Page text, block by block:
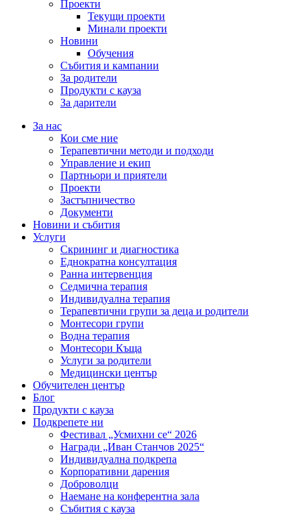
Проекти
Текущи проекти
Минали проекти
Новини
Обучения
Събития и кампании
За родители
Продукти с кауза
За дарители
За нас
Кои сме ние
Терапевтични методи и подходи
Управление и екип
Партньори и приятели
Проекти
Застъпничество
Документи
Новини и събития
Услуги
Скрининг и диагностика
Еднократна консултация
Ранна интервенция
Седмична терапия
Индивидуална терапия
Терапевтични групи за деца и родители
Монтесори групи
Водна терапия
Монтесори Къща
Услуги за родители
Медицински център
Обучителен център
Блог
Продукти с кауза
Подкрепете ни
Фестивал „Усмихни се“ 2026
Награди „Иван Станчов 2025“
Индивидуална подкрепа
Корпоративни дарения
Доброволци
Наемане на конферентна зала
Събития с кауза